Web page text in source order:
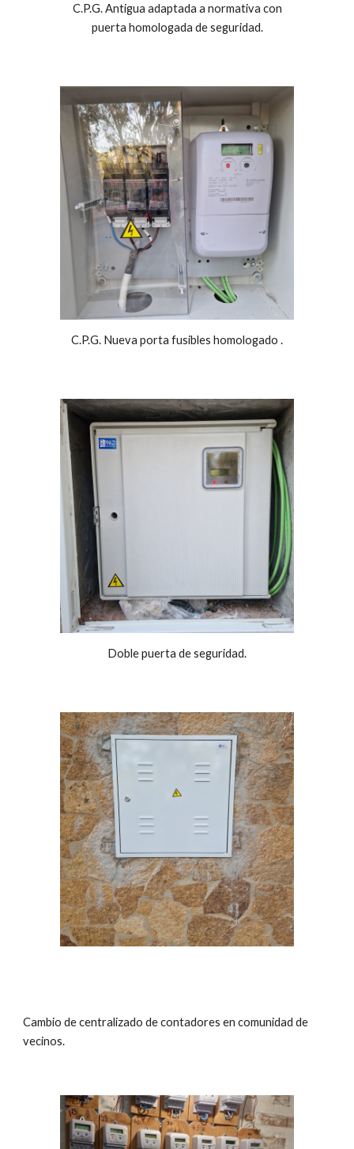
C.P.G. Antigua adaptada a normativa con
puerta homologada de seguridad.
C.P.G. Nueva porta fusibles homologado .
Doble puerta de seguridad.
Cambio de centralizado de contadores en comunidad de
vecinos.